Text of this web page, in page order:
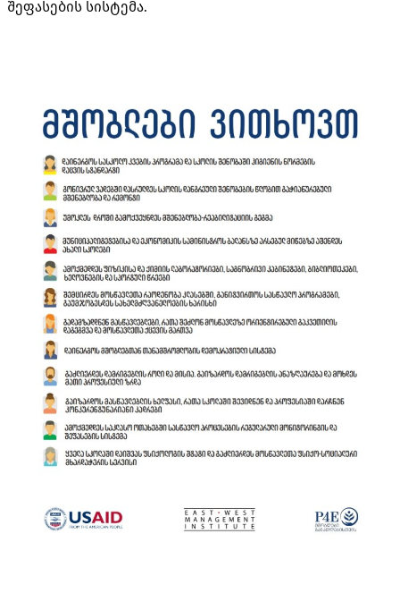
შეფასების სისტემა.